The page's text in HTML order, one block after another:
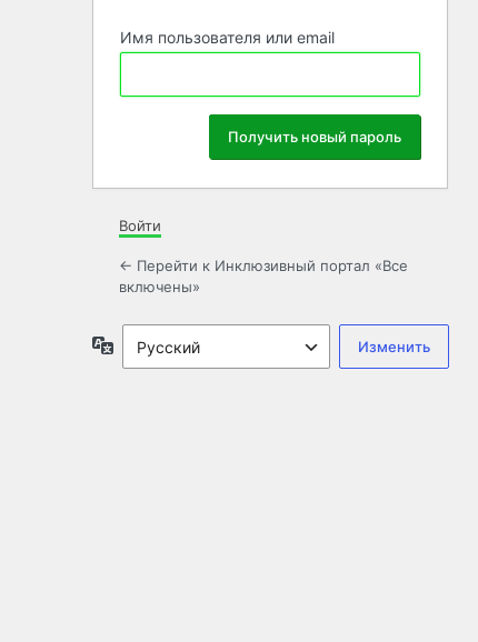
Имя пользователя или email
Войти
← Перейти к Инклюзивный портал «Все
включены»
Язык